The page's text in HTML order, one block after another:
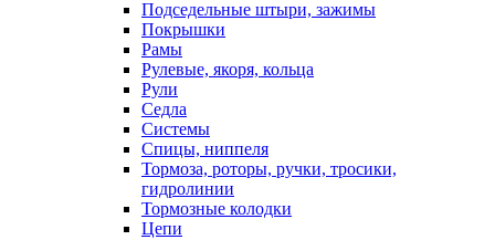
Подседельные штыри, зажимы
Покрышки
Рамы
Рулевые, якоря, кольца
Рули
Седла
Системы
Спицы, ниппеля
Тормоза, роторы, ручки, тросики,
гидролинии
Тормозные колодки
Цепи